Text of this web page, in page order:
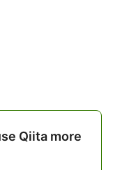
Qiita more